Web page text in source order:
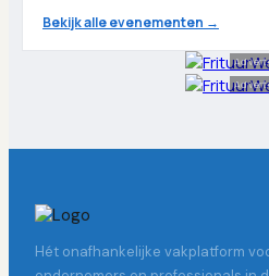
Bekijk alle evenementen →
Hét onafhankelijke vakplatform